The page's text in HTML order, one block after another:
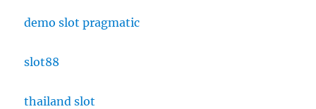
demo slot pragmatic
slot88
thailand slot